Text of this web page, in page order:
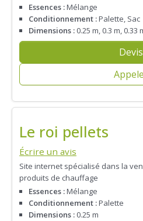
Essences :Mélange
Conditionnement :Palette, Sac
Dimensions : 0.25 m, 0.3 m, 0.33
Devis
Le roi pellets
Écrire un avis
Site internet spécialisé dans la
produits de chauffage
Essences :Mélange
Conditionnement :Palette
Dimensions : 0.25 m